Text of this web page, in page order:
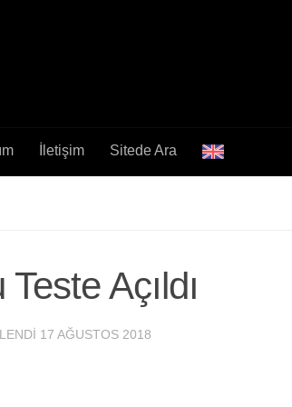
İletişim Sitede Ara
Açıldı
17 AĞUSTOS 2018